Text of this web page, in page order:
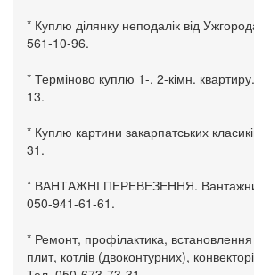
* Куплю ділянку неподалік від
561-10-96.
* Терміново куплю 1-, 2-кімн.
13.
* Куплю картини закарпатських
31.
* ВАНТАЖНІ ПЕРЕВЕЗЕННЯ.
050-941-61-61.
* Ремонт, профілактика, встановлення
плит, котлів (двоконтурних),